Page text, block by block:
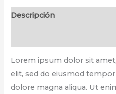
Descripción
Lorem ipsum dolor sit
elit, sed do eiusmod
dolore magna aliqua. Ut